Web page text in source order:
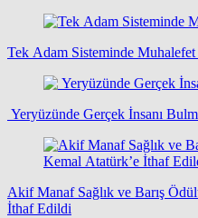
Tek Adam Sisteminde
Yeryüzünde Gerçek İnsanı
Akif Manaf Sağlık ve Barış
İthaf Edildi